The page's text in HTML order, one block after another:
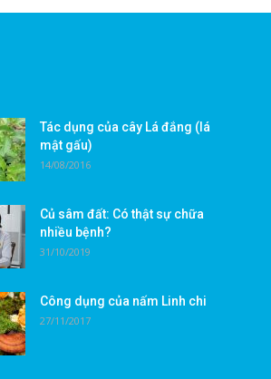
Tác dụng của cây Lá đắng (lá
mật gấu)
14/08/2016
Củ sâm đất: Có thật sự chữa
nhiều bệnh?
31/10/2019
Công dụng của nấm Linh chi
27/11/2017